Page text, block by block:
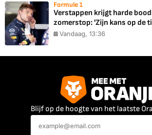
Formule 1
Verstappen krijgt harde
zomerstop: 'Zijn kans op de
Vandaag, 13:36
Blijf op de hoogte van het laatste